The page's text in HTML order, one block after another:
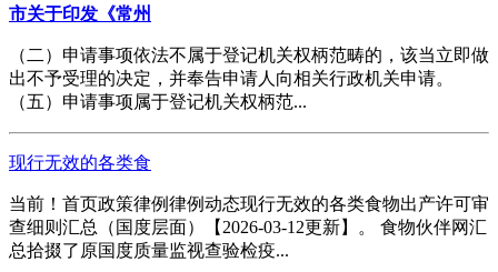
市关于印发《常州
（二）申请事项依法不属于登记机关权柄范畴的，该当立即做
出不予受理的决定，并奉告申请人向相关行政机关申请。
（五）申请事项属于登记机关权柄范...
现行无效的各类食
当前！首页政策律例律例动态现行无效的各类食物出产许可审
查细则汇总（国度层面）【2026-03-12更新】。 食物伙伴网汇
总拾掇了原国度质量监视查验检疫...